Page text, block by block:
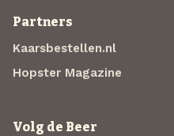
Partners
Kaarsbestellen.nl
Hopster Magazine
Volg de Beer